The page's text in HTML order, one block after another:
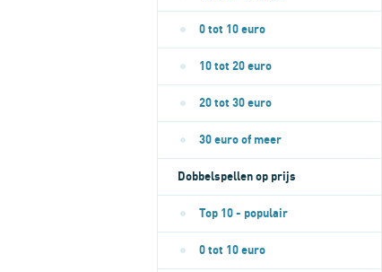
0 tot 10 euro
10 tot 20 euro
20 tot 30 euro
30 euro of meer
Dobbelspellen op prijs
Top 10 - populair
0 tot 10 euro